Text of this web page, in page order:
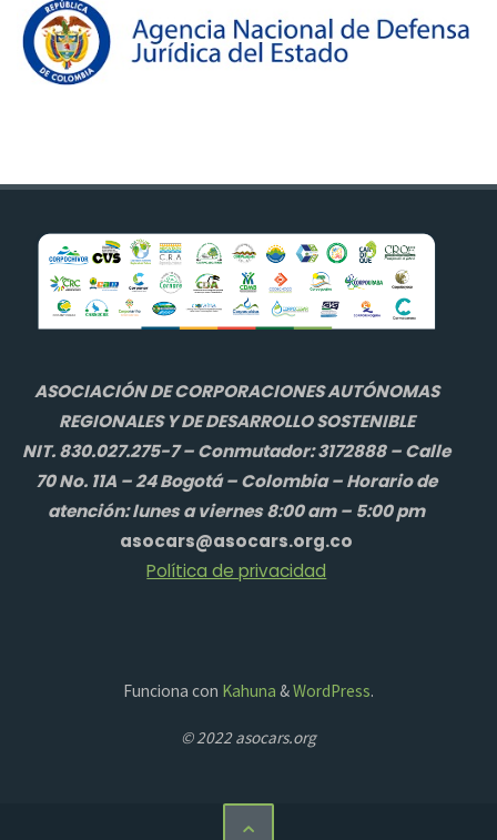
ASOCIACIÓN DE CORPORACIONES AUTÓNOMAS
REGIONALES Y DE DESARROLLO SOSTENIBLE
NIT. 830.027.275-7 – Conmutador: 3172888 – Calle
70 No. 11A – 24 Bogotá – Colombia – Horario de
atención: lunes a viernes 8:00 am – 5:00 pm
asocars@asocars.org.co
Política de privacidad
Funciona con Kahuna &WordPress.
© 2022 asocars.org